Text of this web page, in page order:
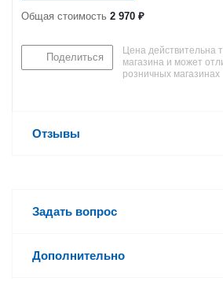
Общая стоимость 2 970 ₽
Поделиться
Цена действительна
магазина и может
розничных магазинах
Отзывы
Задать вопрос
Дополнительно